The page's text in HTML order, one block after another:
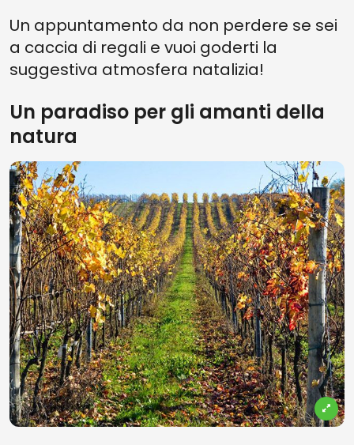
Un appuntamento da non perdere se sei
a caccia di regali e vuoi goderti la
suggestiva atmosfera natalizia!
Un paradiso per gli amanti della
natura